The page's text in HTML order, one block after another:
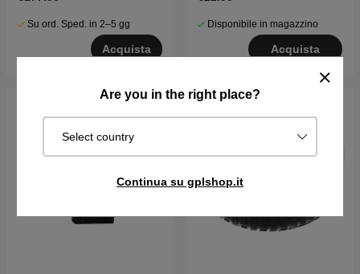
Are you in the right place?
Select country
Continua su gplshop.it
Su ord. Sped. in 2–5 gg
Acquista
Disponibile in magazzino
Acquista